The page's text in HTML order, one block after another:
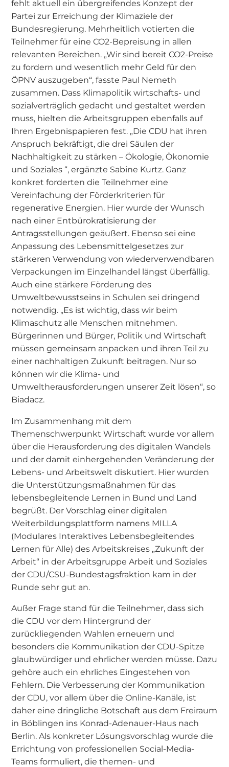
fehlt aktuell ein übergreifendes Konzept der
Partei zur Erreichung der Klimaziele der
Bundesregierung. Mehrheitlich votierten die
Teilnehmer für eine CO2-Bepreisung in allen
relevanten Bereichen. „Wir sind bereit CO2-Preise
zu fordern und wesentlich mehr Geld für den
ÖPNV auszugeben“, fasste Paul Nemeth
zusammen. Dass Klimapolitik wirtschafts- und
sozialverträglich gedacht und gestaltet werden
muss, hielten die Arbeitsgruppen ebenfalls auf
Ihren Ergebnispapieren fest. „Die CDU hat ihren
Anspruch bekräftigt, die drei Säulen der
Nachhaltigkeit zu stärken – Ökologie, Ökonomie
und Soziales “, ergänzte Sabine Kurtz. Ganz
konkret forderten die Teilnehmer eine
Vereinfachung der Förderkriterien für
regenerative Energien. Hier wurde der Wunsch
nach einer Entbürokratisierung der
Antragsstellungen geäußert. Ebenso sei eine
Anpassung des Lebensmittelgesetzes zur
stärkeren Verwendung von wiederverwendbaren
Verpackungen im Einzelhandel längst überfällig.
Auch eine stärkere Förderung des
Umweltbewusstseins in Schulen sei dringend
notwendig. „Es ist wichtig, dass wir beim
Klimaschutz alle Menschen mitnehmen.
Bürgerinnen und Bürger, Politik und Wirtschaft
müssen gemeinsam anpacken und ihren Teil zu
einer nachhaltigen Zukunft beitragen. Nur so
können wir die Klima- und
Umweltherausforderungen unserer Zeit lösen“, so
Biadacz.
Im Zusammenhang mit dem
Themenschwerpunkt Wirtschaft wurde vor allem
über die Herausforderung des digitalen Wandels
und der damit einhergehenden Veränderung der
Lebens- und Arbeitswelt diskutiert. Hier wurden
die Unterstützungsmaßnahmen für das
lebensbegleitende Lernen in Bund und Land
begrüßt. Der Vorschlag einer digitalen
Weiterbildungsplattform namens MILLA
(Modulares Interaktives Lebensbegleitendes
Lernen für Alle) des Arbeitskreises „Zukunft der
Arbeit“ in der Arbeitsgruppe Arbeit und Soziales
der CDU/CSU-Bundestagsfraktion kam in der
Runde sehr gut an.
Außer Frage stand für die Teilnehmer, dass sich
die CDU vor dem Hintergrund der
zurückliegenden Wahlen erneuern und
besonders die Kommunikation der CDU-Spitze
glaubwürdiger und ehrlicher werden müsse. Dazu
gehöre auch ein ehrliches Eingestehen von
Fehlern. Die Verbesserung der Kommunikation
der CDU, vor allem über die Online-Kanäle, ist
daher eine dringliche Botschaft aus dem Freiraum
in Böblingen ins Konrad-Adenauer-Haus nach
Berlin. Als konkreter Lösungsvorschlag wurde die
Errichtung von professionellen Social-Media-
Teams formuliert, die themen- und